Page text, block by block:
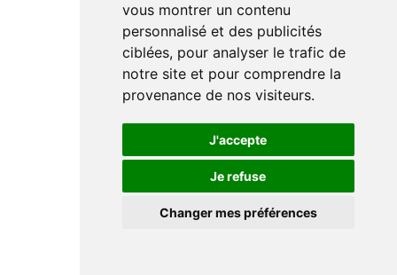
vous montrer un contenu
personnalisé et des publicités
ciblées, pour analyser le trafic de
notre site et pour comprendre la
provenance de nos visiteurs.
J'accepte
Je refuse
Changer mes préférences